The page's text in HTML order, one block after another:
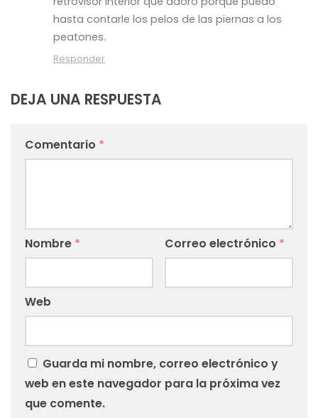
hasta contarle los pelos de las piernas a los
peatones.
Responder
DEJA UNA RESPUESTA
Comentario *
Nombre * Correo electrónico *
Web
Guarda mi nombre, correo electrónico y
web en este navegador para la próxima vez
que comente.